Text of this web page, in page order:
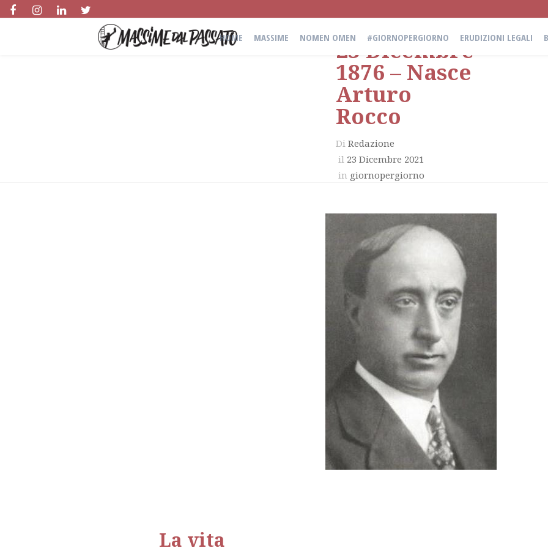
HOME MASSIME NOMEN OMEN #GIORNOPERGIORNO ERUDIZIONI LEGALI
23 Dicembre
1876 – Nasce
Arturo
Rocco
Di Redazione
il 23 Dicembre 2021
in giornopergiorno
La vita